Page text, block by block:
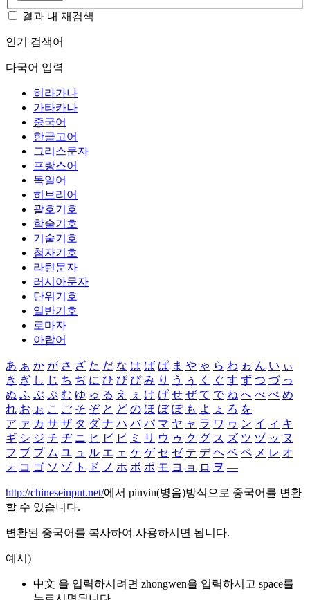
결과 내 재검색
인기 검색어
다국어 입력
히라가나
가타카나
중국어
한글고어
그리스문자
프랑스어
독일어
히브리어
괄호기호
학술기호
기술기호
첨자기호
라틴문자
러시아문자
단위기호
일반기호
로마자
아랍어
あ ぁ か が さ ざ た だ な は ば ぱ ま や ゃ ら わ ゎ ん い ぃ
き ぎ し じ ち ぢ に ひ び ぴ み り う ぅ く ぐ す ず つ づ っ
ぬ ふ ぶ ぷ む ゆ ゅ る え ぇ け げ せ ぜ て で ね へ べ ぺ め
れ お ぉ こ ご そ ぞ と ど の ほ ぼ ぽ も よ ょ ろ を
ア ァ カ サ ザ タ ダ ナ ハ バ パ マ ヤ ャ ラ ワ ヮ ン イ ィ キ
ギ シ ジ チ ヂ ニ ヒ ビ ピ ミ リ ウ ゥ ク グ ス ズ ツ ヅ ッ ヌ
フ ブ プ ム ユ ュ ル エ ェ ケ ゲ セ ゼ テ デ ヘ ベ ペ メ レ オ
ォ コ ゴ ソ ゾ ト ド ノ ホ ボ ポ モ ヨ ョ ロ ヲ ―
http://chineseinput.net/에서 pinyin(병음)방식으로 중국어를 변환
할 수 있습니다.
변환된 중국어를 복사하여 사용하시면 됩니다.
예시)
中文 을 입력하시려면 zhongwen을 입력하시고 space를